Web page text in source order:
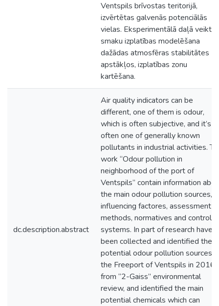
Ventspils brīvostas teritorijā,
izvērtētas galvenās potenciālās
vielas. Eksperimentālā daļā veikta
smaku izplatības modelēšana
dažādas atmosfēras stabilitātes
apstākļos, izplatības zonu
kartēšana.
dc.description.abstract
Air quality indicators can be
different, one of them is odour,
which is often subjective, and it’s
often one of generally known
pollutants in industrial activities.
work “Odour pollution in
neighborhood of the port of
Ventspils” contain information
the main odour pollution sources,
influencing factores, assessment
methods, normatives and control
systems. In part of research have
been collected and identified the
potential odour pollution sources
the Freeport of Ventspils in 2016
from “2-Gaiss” environmental
review, and identified the main
potential chemicals which can